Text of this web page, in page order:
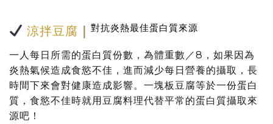
涼拌豆腐 ｜ 對抗炎熱最佳蛋白質來源
一人每日所需的蛋白質份數，為體重數／8，如果因為
炎熱氣候造成食慾不佳，進而減少每日營養的攝取，長
時間下來會對健康造成影響。 一塊板豆腐等於一份蛋白
質，食慾不佳時就用豆腐料理代替平常的蛋白質攝取來
源吧！